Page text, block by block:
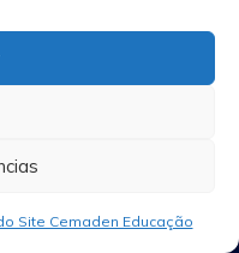
Site Cemaden Educação